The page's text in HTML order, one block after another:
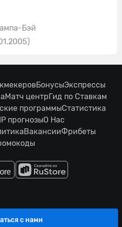
Бэй
БонусыЭкспрессы
Матч центрГид по Ставкам
программыСтатистика
прогнозыО Нас
ВакансииФрибеты
с нами